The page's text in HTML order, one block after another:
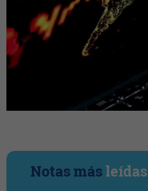
Notas másleídas